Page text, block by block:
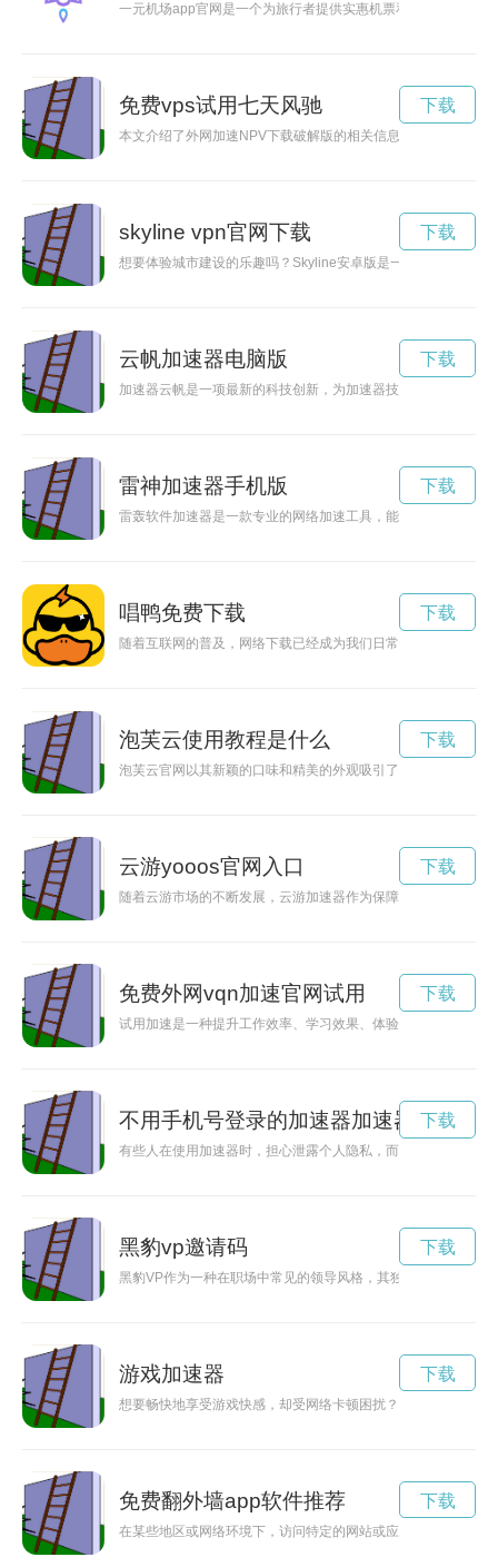
一元机场app官网是一个为旅行者提供实惠机票和便捷航班信
免费vps试用七天风驰
本文介绍了外网加速NPV下载破解版的相关信息，分析了该软
下载
skyline vpn官网下载
想要体验城市建设的乐趣吗？Skyline安卓版是一款模拟经营游
下载
云帆加速器电脑版
加速器云帆是一项最新的科技创新，为加速器技术带来了全新
下载
雷神加速器手机版
雷轰软件加速器是一款专业的网络加速工具，能够帮助用户提
下载
唱鸭免费下载
随着互联网的普及，网络下载已经成为我们日常生活中必不可
下载
泡芙云使用教程是什么
泡芙云官网以其新颖的口味和精美的外观吸引了众多甜点爱好
下载
云游yooos官网入口
随着云游市场的不断发展，云游加速器作为保障游戏体验的重
下载
免费外网vqn加速官网试用
试用加速是一种提升工作效率、学习效果、体验感的新方法。
下载
不用手机号登录的加速器加速器
有些人在使用加速器时，担心泄露个人隐私，而现在有了不用
下载
黑豹vp邀请码
黑豹VP作为一种在职场中常见的领导风格，其独特的魅力和团
下载
游戏加速器
想要畅快地享受游戏快感，却受网络卡顿困扰？试试免费加速
下载
免费翻外墙app软件推荐
在某些地区或网络环境下，访问特定的网站或应用可能会受到
下载